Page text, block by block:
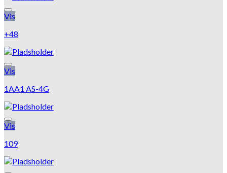
Vis
+48
Vis
1AA1 AS-4G
Vis
109